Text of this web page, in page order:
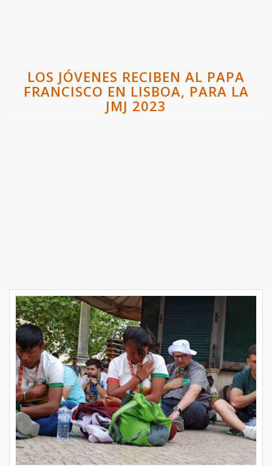
LOS JÓVENES RECIBEN AL PAPA
FRANCISCO EN LISBOA, PARA LA
JMJ 2023